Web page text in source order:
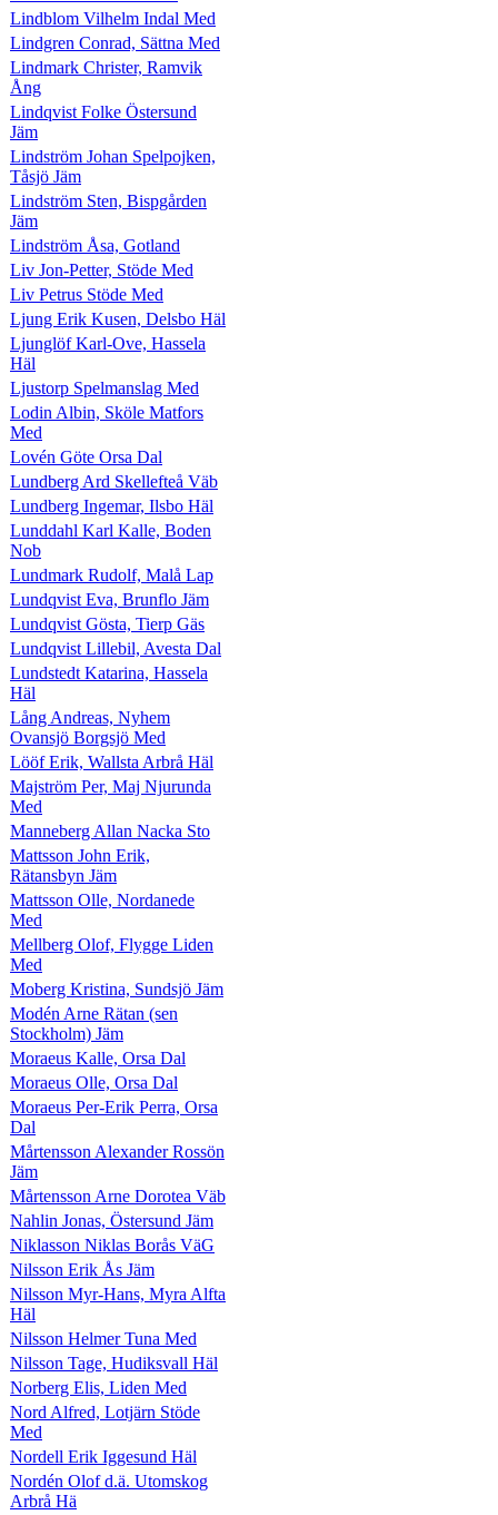
Lindblom Vilhelm Indal Med
Lindgren Conrad, Sättna Med
Lindmark Christer, Ramvik
Ång
Lindqvist Folke Östersund
Jäm
Lindström Johan Spelpojken,
Tåsjö Jäm
Lindström Sten, Bispgården
Jäm
Lindström Åsa, Gotland
Liv Jon-Petter, Stöde Med
Liv Petrus Stöde Med
Ljung Erik Kusen, Delsbo Häl
Ljunglöf Karl-Ove, Hassela
Häl
Ljustorp Spelmanslag Med
Lodin Albin, Sköle Matfors
Med
Lovén Göte Orsa Dal
Lundberg Ard Skellefteå Väb
Lundberg Ingemar, Ilsbo Häl
Lunddahl Karl Kalle, Boden
Nob
Lundmark Rudolf, Malå Lap
Lundqvist Eva, Brunflo Jäm
Lundqvist Gösta, Tierp Gäs
Lundqvist Lillebil, Avesta Dal
Lundstedt Katarina, Hassela
Häl
Lång Andreas, Nyhem
Ovansjö Borgsjö Med
Lööf Erik, Wallsta Arbrå Häl
Majström Per, Maj Njurunda
Med
Manneberg Allan Nacka Sto
Mattsson John Erik,
Rätansbyn Jäm
Mattsson Olle, Nordanede
Med
Mellberg Olof, Flygge Liden
Med
Moberg Kristina, Sundsjö Jäm
Modén Arne Rätan (sen
Stockholm) Jäm
Moraeus Kalle, Orsa Dal
Moraeus Olle, Orsa Dal
Moraeus Per-Erik Perra, Orsa
Dal
Mårtensson Alexander Rossön
Jäm
Mårtensson Arne Dorotea Väb
Nahlin Jonas, Östersund Jäm
Niklasson Niklas Borås VäG
Nilsson Erik Ås Jäm
Nilsson Myr-Hans, Myra Alfta
Häl
Nilsson Helmer Tuna Med
Nilsson Tage, Hudiksvall Häl
Norberg Elis, Liden Med
Nord Alfred, Lotjärn Stöde
Med
Nordell Erik Iggesund Häl
Nordén Olof d.ä. Utomskog
Arbrå Hä